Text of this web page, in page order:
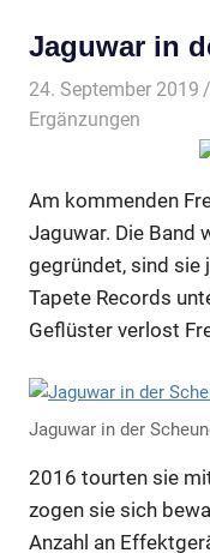
Jaguwar in
24. September 2019
Ergänzungen
Am kommenden
Jaguwar. Die Band
gegründet, sind sie
Tapete Records
Geflüster verlost
Jaguwar in der
2016 tourten sie
zogen sie sich
Anzahl an